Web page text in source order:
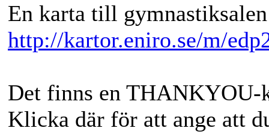
En karta till
http://kartor.eniro.se/m/
Det finns en THANKYOU-
Klicka där för att ange att